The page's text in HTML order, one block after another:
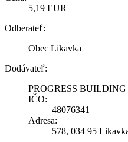
5,19 EUR
Odberateľ:
Obec Likavka
Dodávateľ:
PROGRESS BUILDING
IČO:
48076341
Adresa:
578, 034 95